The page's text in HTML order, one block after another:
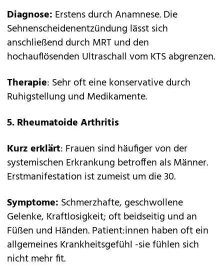
Diagnose: Erstens durch Anamnese. Die
Sehnenscheidenentzündung lässt sich
anschließend durch MRT und den
hochauflösenden Ultraschall vom KTS abgrenzen.
Therapie: Sehr oft eine konservative durch
Ruhigstellung und Medikamente.
5. Rheumatoide Arthritis
Kurz erklärt: Frauen sind häufiger von der
systemischen Erkrankung betroffen als Männer.
Erstmanifestation ist zumeist um die 30.
Symptome: Schmerzhafte, geschwollene
Gelenke, Kraftlosigkeit; oft beidseitig und an
Füßen und Händen. Patient:innen haben oft ein
allgemeines Krankheitsgefühl -sie fühlen sich
nicht mehr fit.